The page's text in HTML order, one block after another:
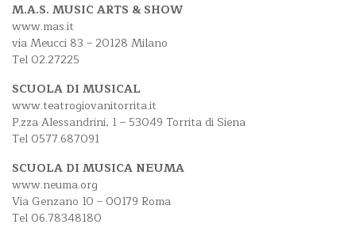
M.A.S. MUSIC ARTS & SHOW
www.mas.it
via Meucci 83 – 20128 Milano
Tel 02.27225
SCUOLA DI MUSICAL
www.teatrogiovanitorrita.it
P.zza Alessandrini, 1 – 53049 Torrita di Siena
Tel 0577.687091
SCUOLA DI MUSICA NEUMA
www.neuma.org
Via Genzano 10 – 00179 Roma
Tel 06.78348180